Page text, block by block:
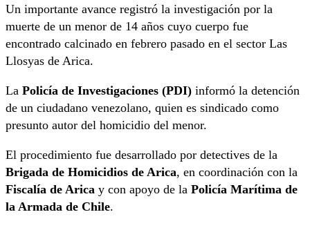
Un importante avance registró la investigación por la
muerte de un menor de 14 años cuyo cuerpo fue
encontrado calcinado en febrero pasado en el sector Las
Llosyas de Arica.
La Policía de Investigaciones (PDI) informó la detención
de un ciudadano venezolano, quien es sindicado como
presunto autor del homicidio del menor.
El procedimiento fue desarrollado por detectives de la
Brigada de Homicidios de Arica, en coordinación con la
Fiscalía de Arica y con apoyo de la Policía Marítima de
la Armada de Chile.